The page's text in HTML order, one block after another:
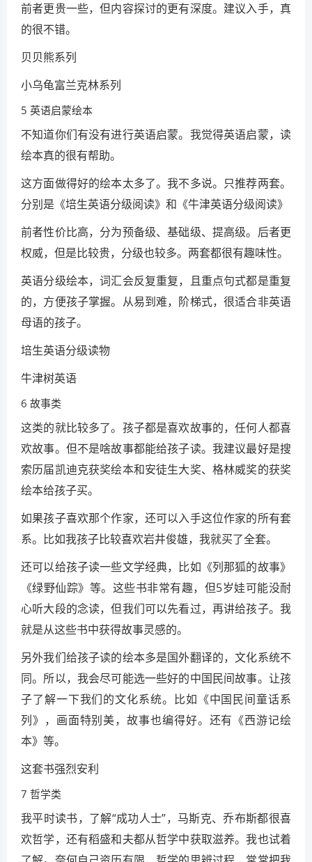
前者更贵一些，但内容探讨的更有深度。建议入手，真
的很不错。
贝贝熊系列
小乌龟富兰克林系列
5 英语启蒙绘本
不知道你们有没有进行英语启蒙。我觉得英语启蒙，读
绘本真的很有帮助。
这方面做得好的绘本太多了。我不多说。只推荐两套。
分别是《培生英语分级阅读》和《牛津英语分级阅读》
前者性价比高，分为预备级、基础级、提高级。后者更
权威，但是比较贵，分级也较多。两套都很有趣味性。
英语分级绘本，词汇会反复重复，且重点句式都是重复
的，方便孩子掌握。从易到难，阶梯式，很适合非英语
母语的孩子。
培生英语分级读物
牛津树英语
6 故事类
这类的就比较多了。孩子都是喜欢故事的，任何人都喜
欢故事。但不是啥故事都能给孩子读。我建议最好是搜
索历届凯迪克获奖绘本和安徒生大奖、格林威奖的获奖
绘本给孩子买。
如果孩子喜欢那个作家，还可以入手这位作家的所有套
系。比如我孩子比较喜欢岩井俊雄，我就买了全套。
还可以给孩子读一些文学经典，比如《列那狐的故事》
《绿野仙踪》等。这些书非常有趣，但5岁娃可能没耐
心听大段的念读，但我们可以先看过，再讲给孩子。我
就是从这些书中获得故事灵感的。
另外我们给孩子读的绘本多是国外翻译的，文化系统不
同。所以，我会尽可能选一些好的中国民间故事。让孩
子了解一下我们的文化系统。比如《中国民间童话系
列》，画面特别美，故事也编得好。还有《西游记绘
本》等。
这套书强烈安利
7 哲学类
我平时读书，了解“成功人士”，马斯克、乔布斯都很喜
欢哲学，还有稻盛和夫都从哲学中获取滋养。我也试着